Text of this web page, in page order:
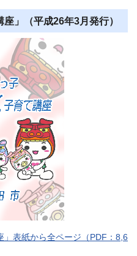
」（平成26年3月発行）
」表紙から全ページ（PDF：8,6